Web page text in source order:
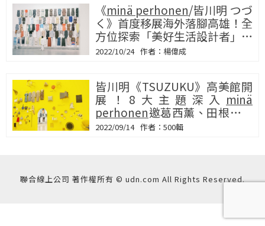
《minä perhonen/皆川明 つづ
く》首度移展海外落腳高雄！全
方位探索「美好生活設計者」當
代精神
2022/10/24 楊偉成
皆川明《TSUZUKU》高美館開
展！8大主題深入 minä
perhonen邀葛西薰、田根剛合
作呈現
2022/09/14 500輯
聯合線上公司 著作權所有 © udn.com All Rights Reserved.